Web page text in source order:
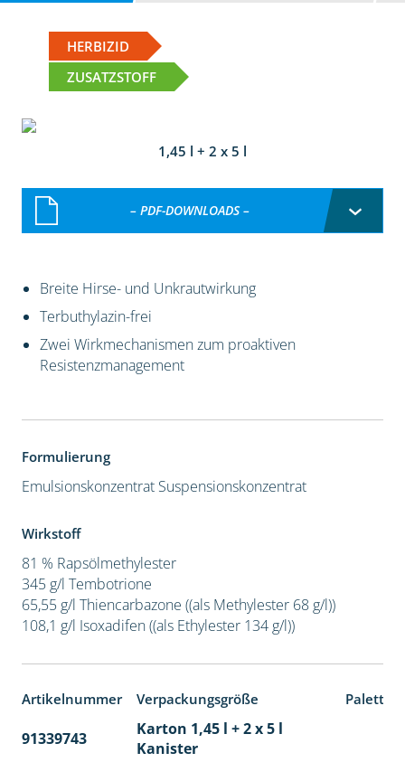
HERBIZID
ZUSATZSTOFF
1,45 l + 2 x 5 l
– PDF-DOWNLOADS –
Breite Hirse- und Unkrautwirkung
Terbuthylazin-frei
Zwei Wirkmechanismen zum proaktiven
Resistenzmanagement
Formulierung
Emulsionskonzentrat Suspensionskonzentrat
Wirkstoff
81 % Rapsölmethylester
345 g/l Tembotrione
65,55 g/l Thiencarbazone ((als Methylester 68 g/l))
108,1 g/l Isoxadifen ((als Ethylester 134 g/l))
Artikelnummer Verpackungsgröße
91339743
Karton 1,45 l + 2 x 5 l
Kanister